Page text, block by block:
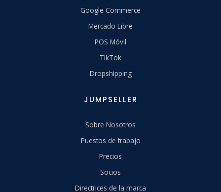
Google Commerce
Mercado Libre
POS Móvil
TikTok
Dropshipping
JUMPSELLER
Sobre Nosotros
Puestos de trabajo
Precios
Socios
Directrices de la marca